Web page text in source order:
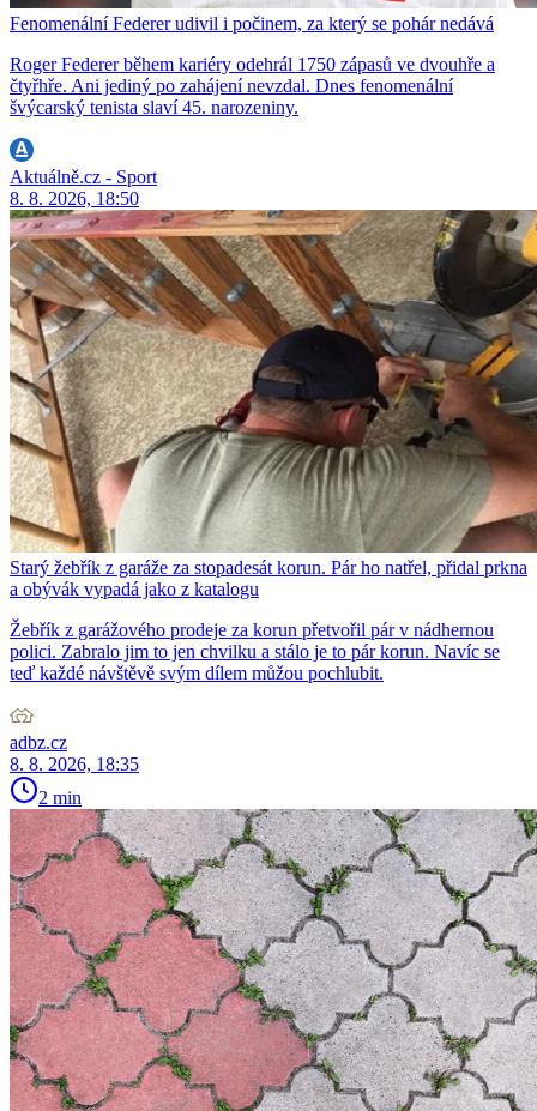
Fenomenální Federer udivil i počinem, za který se pohár nedává
Roger Federer během kariéry odehrál 1750 zápasů ve dvouhře a
čtyřhře. Ani jediný po zahájení nevzdal. Dnes fenomenální
švýcarský tenista slaví 45. narozeniny.
Aktuálně.cz - Sport
8. 8. 2026, 18:50
Starý žebřík z garáže za stopadesát korun. Pár ho natřel, přidal prkna
a obývák vypadá jako z katalogu
Žebřík z garážového prodeje za korun přetvořil pár v nádhernou
polici. Zabralo jim to jen chvilku a stálo je to pár korun. Navíc se
teď každé návštěvě svým dílem můžou pochlubit.
adbz.cz
8. 8. 2026, 18:35
2 min